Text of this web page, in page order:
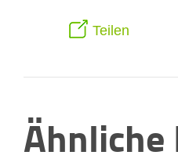
Teilen
Ähnliche